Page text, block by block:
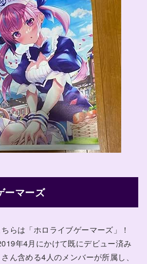
ーマーズ
らは「ホロライブゲーマーズ」！
年4月にかけて既にデビュー済み
ん含める4人のメンバーが所属し、